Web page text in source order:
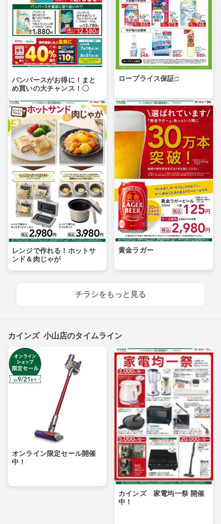
パンパースがお得に！まと
め買いの大チャンス！〇
ロープライス保証□
レンジで作れる！ホットサ
ンド＆肉じゃが
黄金ラガー
チラシをもっと見る
カインズ 小山店のタイムライン
オンライン限定セール開催
中！
カインズ 家電均一祭 開催
中！